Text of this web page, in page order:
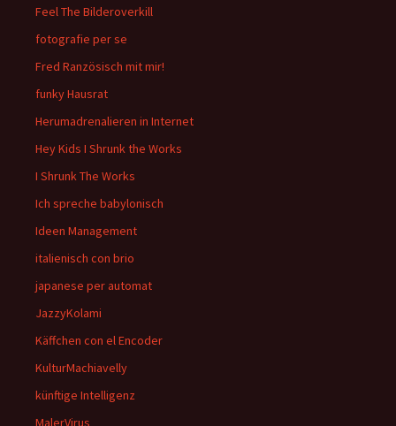
Feel The Bilderoverkill
fotografie per se
Fred Ranzösisch mit mir!
funky Hausrat
Herumadrenalieren in Internet
Hey Kids I Shrunk the Works
I Shrunk The Works
Ich spreche babylonisch
Ideen Management
italienisch con brio
japanese per automat
JazzyKolami
Käffchen con el Encoder
KulturMachiavelly
künftige Intelligenz
MalerVirus